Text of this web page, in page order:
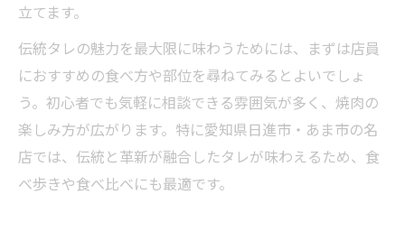
立てます。
伝統タレの魅力を最大限に味わうためには、まずは店員
におすすめの食べ方や部位を尋ねてみるとよいでしょ
う。初心者でも気軽に相談できる雰囲気が多く、焼肉の
楽しみ方が広がります。特に愛知県日進市・あま市の名
店では、伝統と革新が融合したタレが味わえるため、食
べ歩きや食べ比べにも最適です。